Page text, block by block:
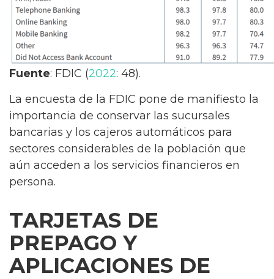
Fuente: FDIC (2022: 48).
La encuesta de la FDIC pone de manifiesto la
importancia de conservar las sucursales
bancarias y los cajeros automáticos para
sectores considerables de la población que
aún acceden a los servicios financieros en
persona.
TARJETAS DE
PREPAGO Y
APLICACIONES DE